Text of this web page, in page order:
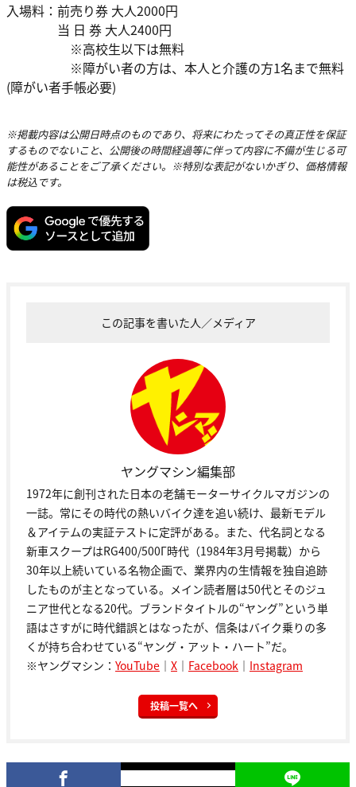
入場料：前売り券 大⼈2000円
当 日 券 大⼈2400円
※高校生以下は無料
※障がい者の方は、本⼈と介護の方1名まで無料
(障がい者手帳必要)
※掲載内容は公開日時点のものであり、将来にわたってその真正性を保証
するものでないこと、公開後の時間経過等に伴って内容に不備が生じる可
能性があることをご了承ください。※特別な表記がないかぎり、価格情報
は税込です。
この記事を書いた人／メディア
ヤングマシン編集部
1972年に創刊された日本の老舗モーターサイクルマガジンの
一誌。常にその時代の熱いバイク達を追い続け、最新モデル
＆アイテムの実証テストに定評がある。また、代名詞となる
新車スクープはRG400/500Γ時代（1984年3月号掲載）から
30年以上続いている名物企画で、業界内の生情報を独自追跡
したものが主となっている。メイン読者層は50代とそのジュ
ニア世代となる20代。ブランドタイトルの“ヤング”という単
語はさすがに時代錯誤とはなったが、信条はバイク乗りの多
くが持ち合わせている“ヤング・アット・ハート”だ。
※ヤングマシン： YouTube ｜ X ｜ Facebook ｜ Instagram
投稿一覧へ